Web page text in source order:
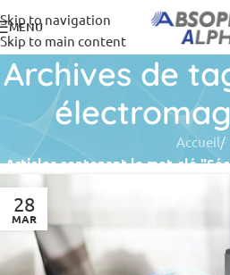
Skip to navigation
Skip to main content
MENU
Archives de
Accueil/
Articles contenant le mot-clé
28
MAR